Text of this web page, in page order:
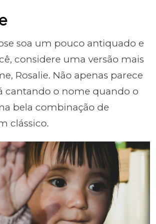
soa um pouco antiquado e
considere uma versão mais
Rosalie. Não apenas parece
cantando o nome quando o
bela combinação de
clássico.